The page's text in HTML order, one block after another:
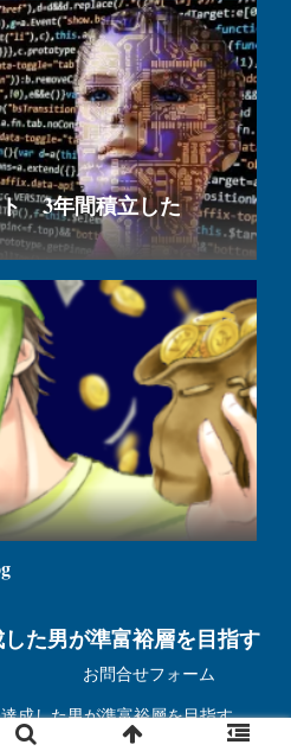
3年間積立した
た男が準富裕層を目指す
お問合せフォーム
成した男が準富裕層を目指す.